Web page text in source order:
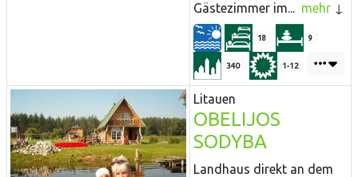
Gästezimmer im... mehr
18 9
340 1-12
Litauen
OBELIJOS
SODYBA
Landhaus direkt an dem